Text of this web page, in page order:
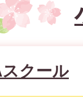
クール